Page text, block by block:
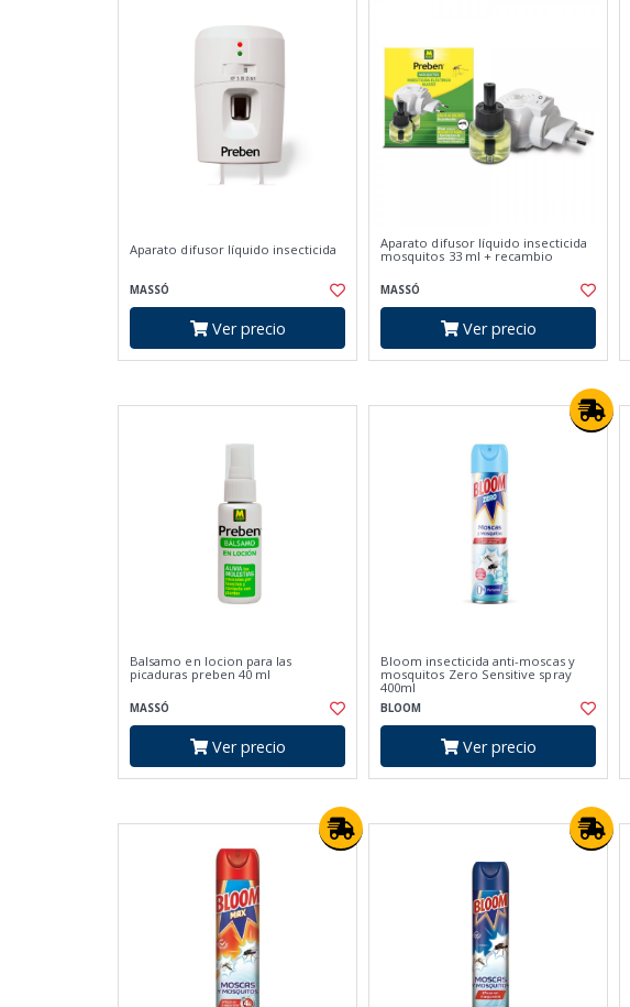
Aparato difusor líquido insecticida
MASSÓ
Ver precio
Aparato difusor líquido insecticida
mosquitos 33 ml + recambio
MASSÓ
Ver precio
Balsamo en locion para las
picaduras preben 40 ml
MASSÓ
Ver precio
Bloom insecticida anti-moscas y
mosquitos Zero Sensitive spray
400ml
BLOOM
Ver precio